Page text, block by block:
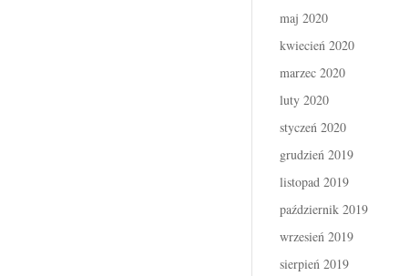
maj 2020
kwiecień 2020
marzec 2020
luty 2020
styczeń 2020
grudzień 2019
listopad 2019
październik 2019
wrzesień 2019
sierpień 2019